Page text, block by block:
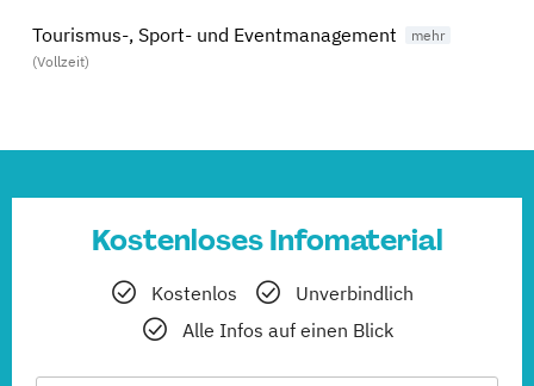
Tourismus-, Sport- und Eventmanagement
(Vollzeit)
Kostenloses Infomaterial
Kostenlos
Unverbindlich
Alle Infos auf einen Blick